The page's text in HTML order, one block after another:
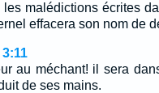
les malédictions écrites
effacera son nom de
3:11
au méchant! il sera
de ses mains.